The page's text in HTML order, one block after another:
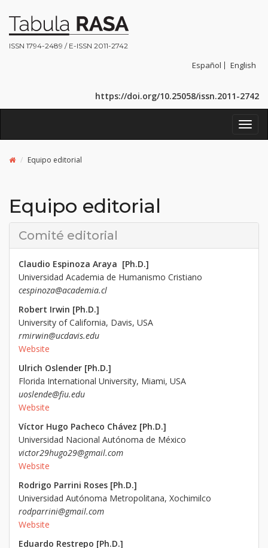
ISSN 1794-2489 / E-ISSN 2011-2742
Español English
https://doi.org/10.25058/issn.2011-2742
Equipo editorial
Equipo editorial
Comité editorial
Claudio Espinoza Araya [Ph.D.]
Universidad Academia de Humanismo Cristiano
cespinoza@academia.cl
Robert Irwin [Ph.D.]
University of California, Davis, USA
rmirwin@ucdavis.edu
Website
Ulrich Oslender [Ph.D.]
Florida International University, Miami, USA
uoslende@fiu.edu
Website
Víctor Hugo Pacheco Chávez [Ph.D.]
Universidad Nacional Autónoma de México
victor29hugo29@gmail.com
Website
Rodrigo Parrini Roses [Ph.D.]
Universidad Autónoma Metropolitana, Xochimilco
rodparrini@gmail.com
Website
Eduardo Restrepo [Ph.D.]